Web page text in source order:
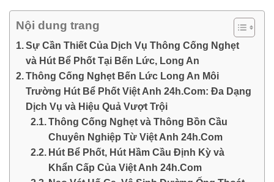
Nội dung trang
Sự Cần Thiết Của Dịch Vụ Thông Cống Nghẹt
và Hút Bể Phốt Tại Bến Lức, Long An
Thông Cống Nghẹt Bến Lức Long An Môi
Trường Hút Bể Phốt Việt Anh 24h.Com: Đa Dạng
Dịch Vụ và Hiệu Quả Vượt Trội
Thông Cống Nghẹt và Thông Bồn Cầu
Chuyên Nghiệp Từ Việt Anh 24h.Com
Hút Bể Phốt, Hút Hầm Cầu Định Kỳ và
Khẩn Cấp Của Việt Anh 24h.Com